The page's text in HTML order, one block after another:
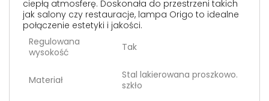
ciepłą atmosferę. Doskonała do przestrzeni takich
jak salony czy restauracje, lampa Origo to idealne
połączenie estetyki i jakości.
Regulowana
wysokość
Tak
Materiał
Stal lakierowana proszkowo.
szkło